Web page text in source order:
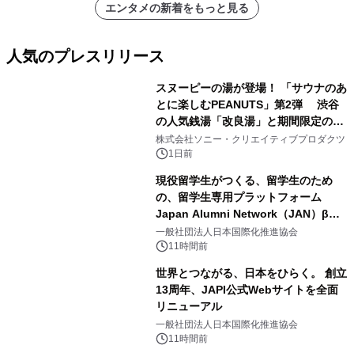
エンタメの新着をもっと見る
人気のプレスリリース
スヌーピーの湯が登場！ 「サウナのあ
とに楽しむPEANUTS」第2弾 渋谷
の人気銭湯「改良湯」と期間限定のコ
ラボレーション サウナイキタイコラ
ボグッズも発売決定！
株式会社ソニー・クリエイティブプロダクツ
1日前
現役留学生がつくる、留学生のため
の、留学生専用プラットフォーム
Japan Alumni Network（JAN）β版
をリリース
一般社団法人日本国際化推進協会
11時間前
世界とつながる、日本をひらく。 創立
13周年、JAPI公式Webサイトを全面
リニューアル
一般社団法人日本国際化推進協会
11時間前